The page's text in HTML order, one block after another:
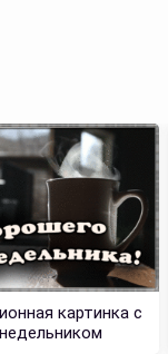
картинка с